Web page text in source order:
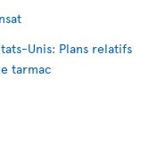
Unis: Plans relatifs
tarmac